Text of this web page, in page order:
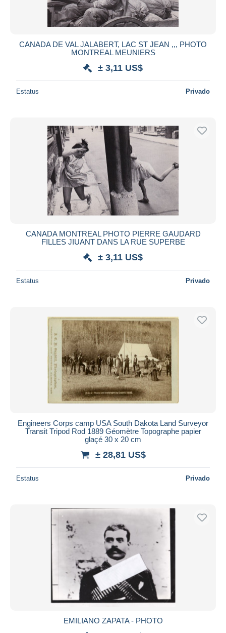
CANADA DE VAL JALABERT, LAC ST JEAN ,,, PHOTO
MONTREAL MEUNIERS
± 3,11 US$
Estatus Privado
CANADA MONTREAL PHOTO PIERRE GAUDARD
FILLES JIUANT DANS LA RUE SUPERBE
± 3,11 US$
Estatus Privado
Engineers Corps camp USA South Dakota Land Surveyor
Transit Tripod Rod 1889 Géomètre Topographe papier
glaçé 30 x 20 cm
± 28,81 US$
Estatus Privado
EMILIANO ZAPATA - PHOTO